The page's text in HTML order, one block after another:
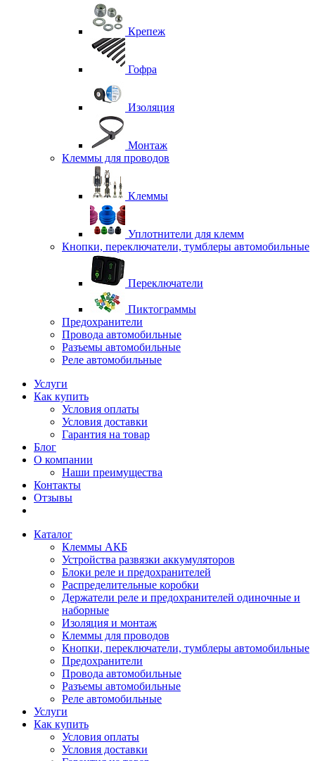
Крепеж
Гофра
Изоляция
Монтаж
Клеммы для проводов
Клеммы
Уплотнители для клемм
Кнопки, переключатели, тумблеры автомобильные
Переключатели
Пиктограммы
Предохранители
Провода автомобильные
Разъемы автомобильные
Реле автомобильные
Услуги
Как купить
Условия оплаты
Условия доставки
Гарантия на товар
Блог
О компании
Наши преимущества
Контакты
Отзывы
Каталог
Клеммы АКБ
Устройства развязки аккумуляторов
Блоки реле и предохранителей
Распределительные коробки
Держатели реле и предохранителей одиночные и
наборные
Изоляция и монтаж
Клеммы для проводов
Кнопки, переключатели, тумблеры автомобильные
Предохранители
Провода автомобильные
Разъемы автомобильные
Реле автомобильные
Услуги
Как купить
Условия оплаты
Условия доставки